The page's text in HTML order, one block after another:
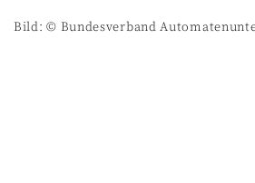
Bild: © Bundesverband